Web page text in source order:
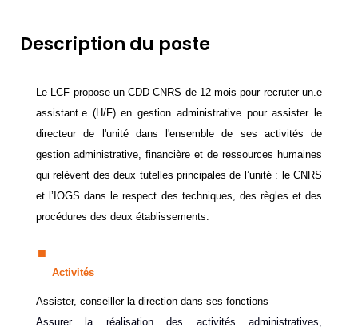
Description du poste
Le LCF propose un CDD CNRS de 12 mois pour recruter un.e
assistant.e (H/F) en gestion administrative pour assister le
directeur de l'unité dans l'ensemble de ses activités de
gestion administrative, financière et de ressources humaines
qui relèvent des deux tutelles principales de l’unité : le CNRS
et l’IOGS dans le respect des techniques, des règles et des
procédures des deux établissements.
Activités
Assister, conseiller la direction dans ses fonctions
Assurer la réalisation des activités administratives,